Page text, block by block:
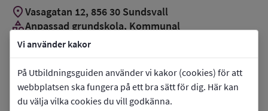
Vi använder kakor
På Utbildningsguiden använder vi kakor (cookies) för att
webbplatsen ska fungera på ett bra sätt för dig. Här kan
du välja vilka cookies du vill godkänna.
location_onVasagatan 12, 856 30 Sundsvall
categoryAnpassad grundskola, Kommunal
Vill du kontakta skolan?
phoneTelefon:073-3777044
mail E-post: izabelle.norgren@sundsvall.se